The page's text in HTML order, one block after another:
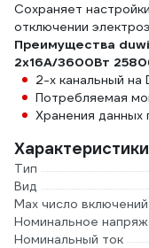
Сохраняет
отключении
Преимущества
2х16А/3600Вт
2-х канальный на
Потребляемая
Хранения данных
Характеристики
Тип
Вид
Max число включений
Номинальное
Номинальный ток